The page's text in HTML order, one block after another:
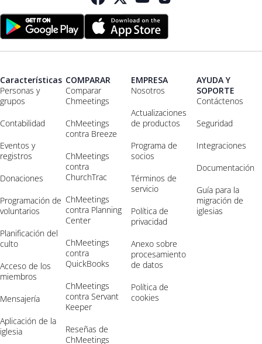
Características
Personas y
grupos
Contabilidad
Eventos y
registros
Donaciones
Programación de
voluntarios
Planificación del
culto
Acceso de los
miembros
Mensajería
Aplicación de la
iglesia
COMPARAR
Comparar
Chmeetings
ChMeetings
contra Breeze
ChMeetings
contra
ChurchTrac
ChMeetings
contra Planning
Center
ChMeetings
contra
QuickBooks
ChMeetings
contra Servant
Keeper
Reseñas de
ChMeetings
EMPRESA
Nosotros
Actualizaciones
de productos
Programa de
socios
Términos de
servicio
Política de
privacidad
Anexo sobre
procesamiento
de datos
Política de
cookies
AYUDA Y
SOPORTE
Contáctenos
Seguridad
Integraciones
Documentación
Guía para la
migración de
iglesias